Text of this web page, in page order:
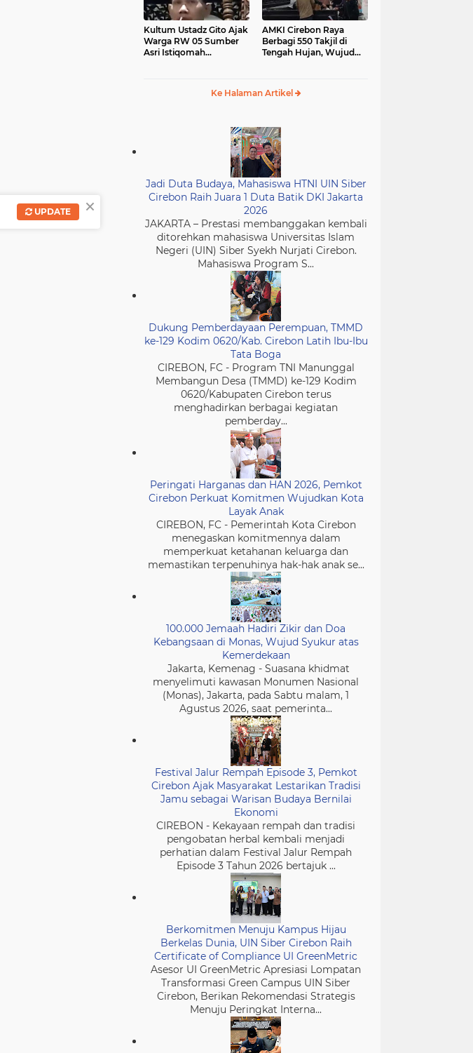
Kultum Ustadz Gito Ajak
Warga RW 05 Sumber
Asri Istiqomah
AMKI Cirebon Raya
Berbagi 550 Takjil di
Tengah Hujan, Wujud
Ke Halaman Artikel
Jadi Duta Budaya, Mahasiswa HTNI UIN Siber
Cirebon Raih Juara 1 Duta Batik DKI Jakarta
2026
JAKARTA – Prestasi membanggakan kembali
ditorehkan mahasiswa Universitas Islam
Negeri (UIN) Siber Syekh Nurjati Cirebon.
Mahasiswa Program S...
Dukung Pemberdayaan Perempuan, TMMD
ke-129 Kodim 0620/Kab. Cirebon Latih Ibu-Ibu
Tata Boga
CIREBON, FC - Program TNI Manunggal
Membangun Desa (TMMD) ke-129 Kodim
0620/Kabupaten Cirebon terus
menghadirkan berbagai kegiatan
pemberday...
Peringati Harganas dan HAN 2026, Pemkot
Cirebon Perkuat Komitmen Wujudkan Kota
Layak Anak
CIREBON, FC - Pemerintah Kota Cirebon
menegaskan komitmennya dalam
memperkuat ketahanan keluarga dan
memastikan terpenuhinya hak-hak anak se...
100.000 Jemaah Hadiri Zikir dan Doa
Kebangsaan di Monas, Wujud Syukur atas
Kemerdekaan
Jakarta, Kemenag - Suasana khidmat
menyelimuti kawasan Monumen Nasional
(Monas), Jakarta, pada Sabtu malam, 1
Agustus 2026, saat pemerinta...
Festival Jalur Rempah Episode 3, Pemkot
Cirebon Ajak Masyarakat Lestarikan Tradisi
Jamu sebagai Warisan Budaya Bernilai
Ekonomi
CIREBON - Kekayaan rempah dan tradisi
pengobatan herbal kembali menjadi
perhatian dalam Festival Jalur Rempah
Episode 3 Tahun 2026 bertajuk ...
Berkomitmen Menuju Kampus Hijau
Berkelas Dunia, UIN Siber Cirebon Raih
Certificate of Compliance UI GreenMetric
Asesor UI GreenMetric Apresiasi Lompatan
Transformasi Green Campus UIN Siber
Cirebon, Berikan Rekomendasi Strategis
Menuju Peringkat Interna...
×
UPDATE